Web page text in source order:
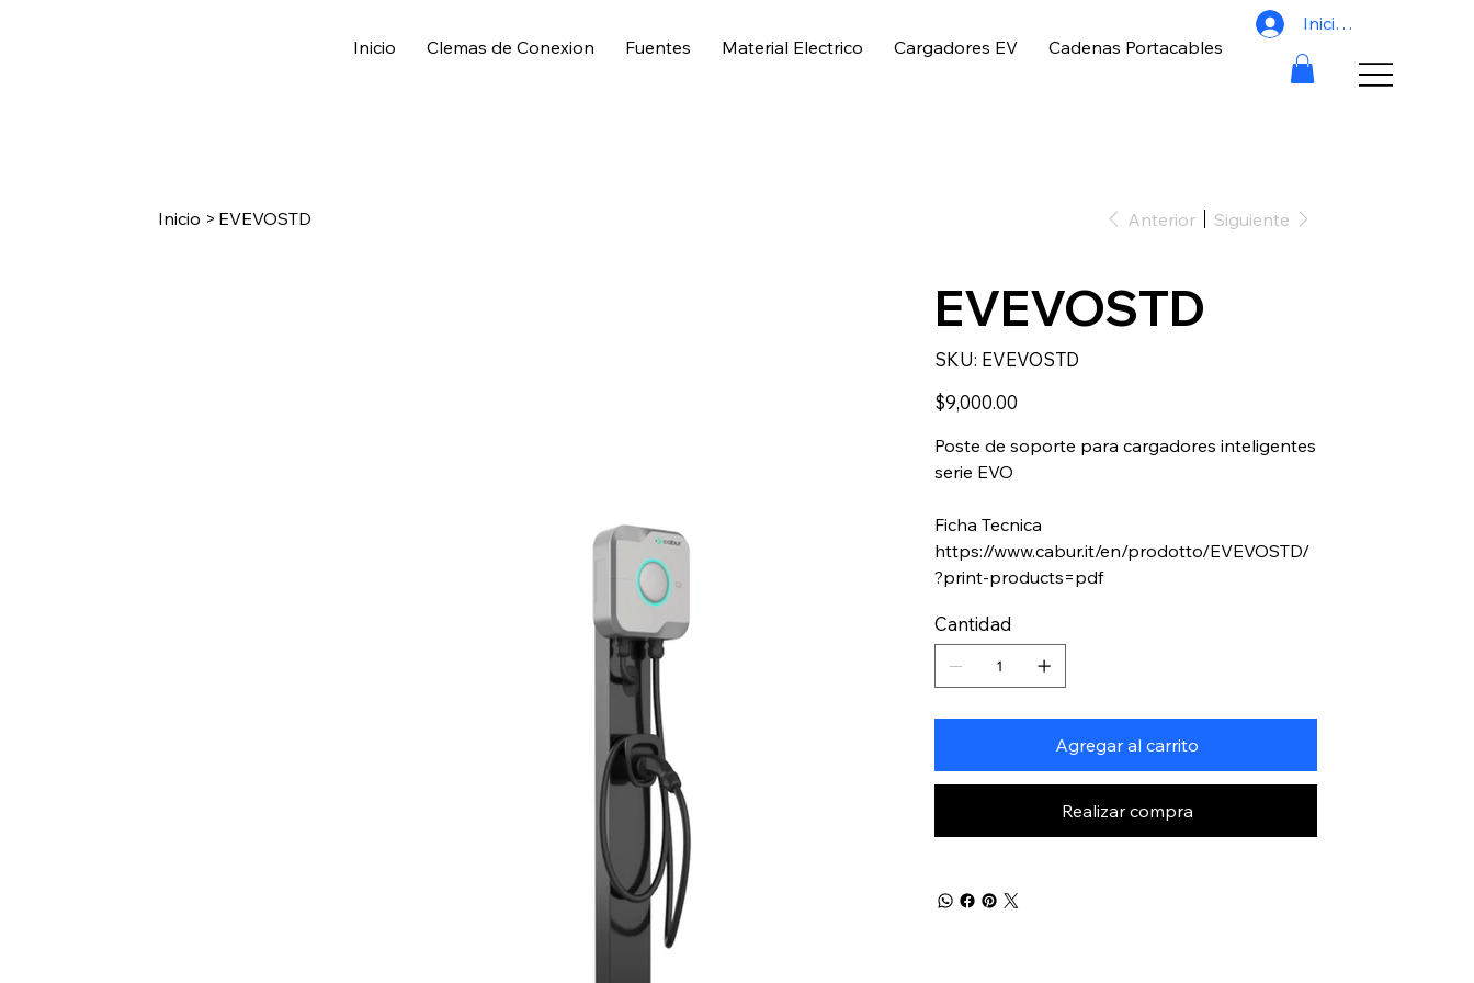
Inicio Clemas de Conexion Fuentes Material Electrico Cargadores EV Cadenas Portacables
Iniciar sesión
Inicio > EVEVOSTD Anterior Siguiente
EVEVOSTD
SKU: SKU
EVEVOSTD
EVEVOSTD
Precio
$9,000.00
Poste de soporte para cargadores inteligentes
serie EVO
Ficha Tecnica
https://www.cabur.it/en/prodotto/EVEVOSTD/
?print-products=pdf
Cantidad
Agregar al carrito
Realizar compra